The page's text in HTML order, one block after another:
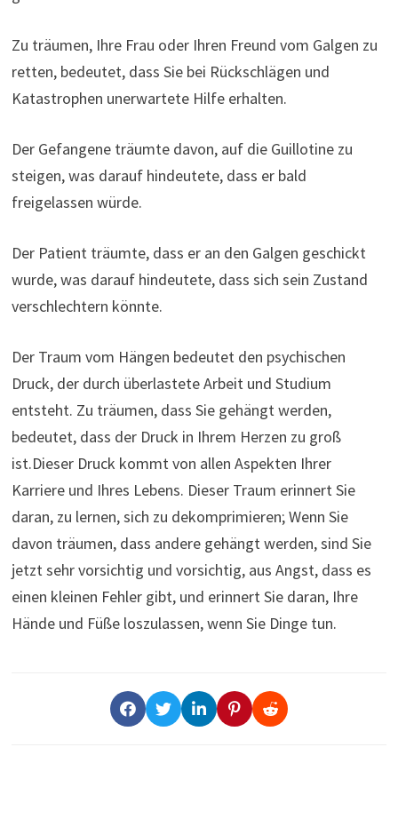
Zu träumen, Ihre Frau oder Ihren Freund vom Galgen zu
retten, bedeutet, dass Sie bei Rückschlägen und
Katastrophen unerwartete Hilfe erhalten.
Der Gefangene träumte davon, auf die Guillotine zu
steigen, was darauf hindeutete, dass er bald
freigelassen würde.
Der Patient träumte, dass er an den Galgen geschickt
wurde, was darauf hindeutete, dass sich sein Zustand
verschlechtern könnte.
Der Traum vom Hängen bedeutet den psychischen
Druck, der durch überlastete Arbeit und Studium
entsteht. Zu träumen, dass Sie gehängt werden,
bedeutet, dass der Druck in Ihrem Herzen zu groß
ist.Dieser Druck kommt von allen Aspekten Ihrer
Karriere und Ihres Lebens. Dieser Traum erinnert Sie
daran, zu lernen, sich zu dekomprimieren; Wenn Sie
davon träumen, dass andere gehängt werden, sind Sie
jetzt sehr vorsichtig und vorsichtig, aus Angst, dass es
einen kleinen Fehler gibt, und erinnert Sie daran, Ihre
Hände und Füße loszulassen, wenn Sie Dinge tun.